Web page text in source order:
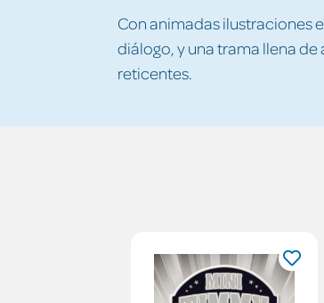
Con animadas ilustraciones
diálogo, y una trama llena
reticentes.